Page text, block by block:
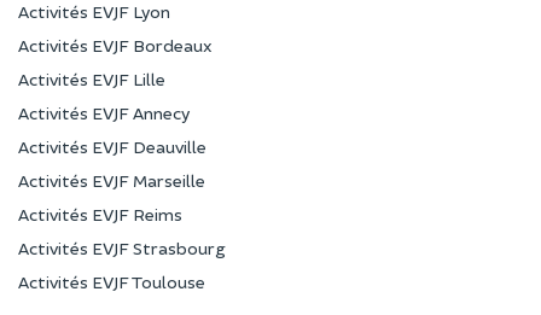
Activités EVJF Lyon
Activités EVJF Bordeaux
Activités EVJF Lille
Activités EVJF Annecy
Activités EVJF Deauville
Activités EVJF Marseille
Activités EVJF Reims
Activités EVJF Strasbourg
Activités EVJF Toulouse